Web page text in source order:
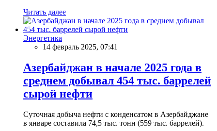
Читать далее
Энергетика
14 февраль 2025, 07:41
Азербайджан в начале 2025 года в
среднем добывал 454 тыс. баррелей
сырой нефти
Суточная добыча нефти с конденсатом в Азербайджане
в январе составила 74,5 тыс. тонн (559 тыс. баррелей).